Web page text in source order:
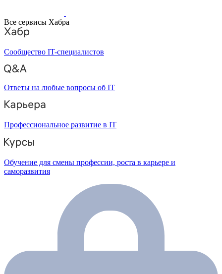
Все сервисы Хабра
Сообщество IT-специалистов
Ответы на любые вопросы об IT
Профессиональное развитие в IT
Обучение для смены профессии, роста в карьере и
саморазвития